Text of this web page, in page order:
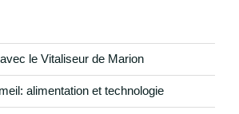
le Vitaliseur de Marion
alimentation et technologie